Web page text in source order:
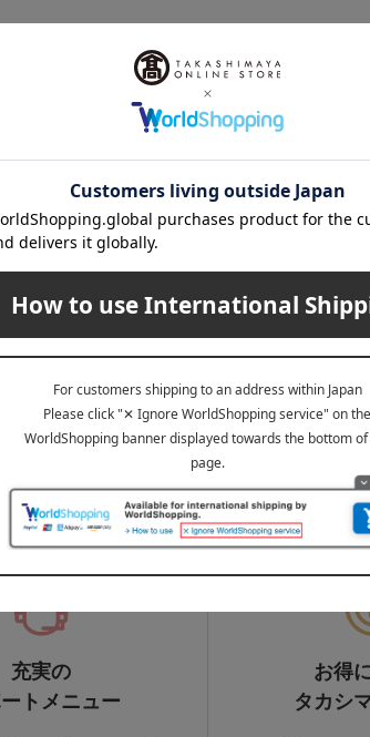
ン、新着・SAL
オンラインス
届けいたしま
ついて詳しく見る
充実の
トメニュー
お得
タカシ